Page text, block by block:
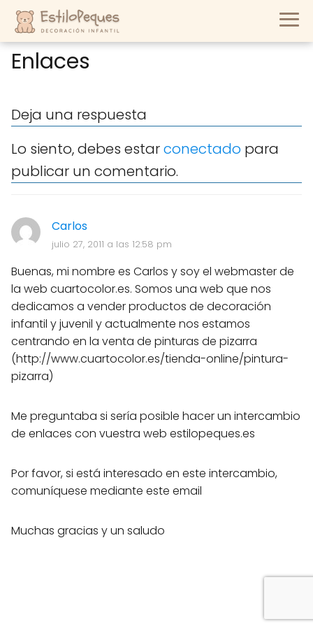
Enlaces
Carlos
julio 27, 2011 a las 12:58 pm
Buenas, mi nombre es Carlos y soy el webmaster de
la web cuartocolor.es. Somos una web que nos
dedicamos a vender productos de decoración
infantil y juvenil y actualmente nos estamos
centrando en la venta de pinturas de pizarra
(http://www.cuartocolor.es/tienda-online/pintura-
pizarra)
Me preguntaba si sería posible hacer un intercambio
de enlaces con vuestra web estilopeques.es
Por favor, si está interesado en este intercambio,
comuníquese mediante este email
Muchas gracias y un saludo
Deja una respuesta
Lo siento, debes estarconectado para
publicar un comentario.